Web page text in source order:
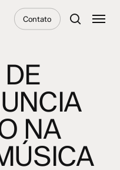
Contato
search
Menu
NA